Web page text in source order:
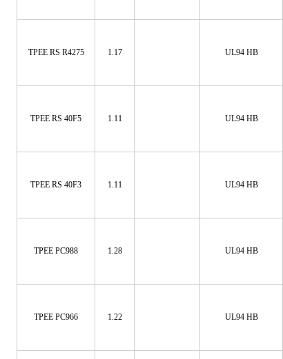
TPEE RS R4275 1.17 UL94 HB
TPEE RS 40F5 1.11 UL94 HB
TPEE RS 40F3 1.11 UL94 HB
TPEE PC988 1.28 UL94 HB
TPEE PC966 1.22 UL94 HB